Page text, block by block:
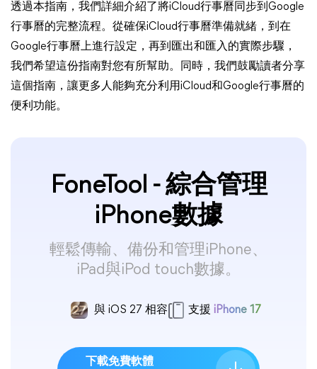
透過本指南，我們詳細介紹了將iCloud行事曆同步到Google
行事曆的完整流程。從確保iCloud行事曆準備就緒，到在
Google行事曆上進行設定，再到匯出和匯入的實際步驟，
我們希望這份指南對您有所幫助。同時，我們鼓勵讀者分享
這個指南，讓更多人能夠充分利用iCloud和Google行事曆的
便利功能。
FoneTool - 綜合管理
iPhone數據
輕鬆傳輸、備份和管理iPhone、
iPad與iPod touch數據。
與 iOS 27 相容 支援 iPhone 17
下載免費軟體